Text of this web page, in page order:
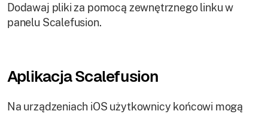
Dodawaj pliki za pomocą zewnętrznego linku w
panelu Scalefusion.
Aplikacja Scalefusion
Na urządzeniach iOS użytkownicy końcowi mogą